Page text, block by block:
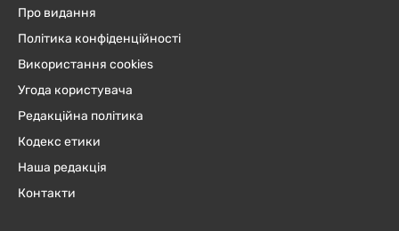
Про видання
Політика конфіденційності
Використання cookies
Угода користувача
Редакційна політика
Кодекс етики
Наша редакція
Контакти